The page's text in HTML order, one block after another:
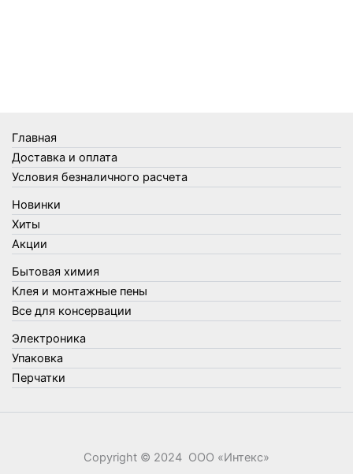
Товары для кухни
Товары для сада и огорода
Товары для туризма и отдыха
Упаковка
Утеплители и прочее
Фонари, лампы и удлинители
Хозяйственные товары
Швабры, стекломои, черенки и насадки
Шнуры, веревки и шпагаты
Электроника
Элементы питания
Главная
Доставка и оплата
Условия безналичного расчета
Новинки
Хиты
Акции
Бытовая химия
Клея и монтажные пены
Все для консервации
Электроника
Упаковка
Перчатки
Copyright © 2024 ООО «‎Интекс»‎